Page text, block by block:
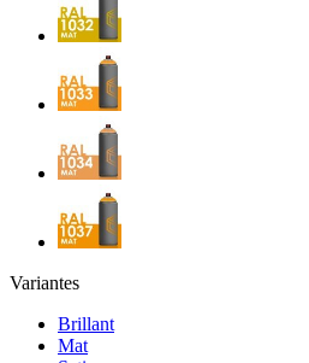
Variantes
Brillant
Mat